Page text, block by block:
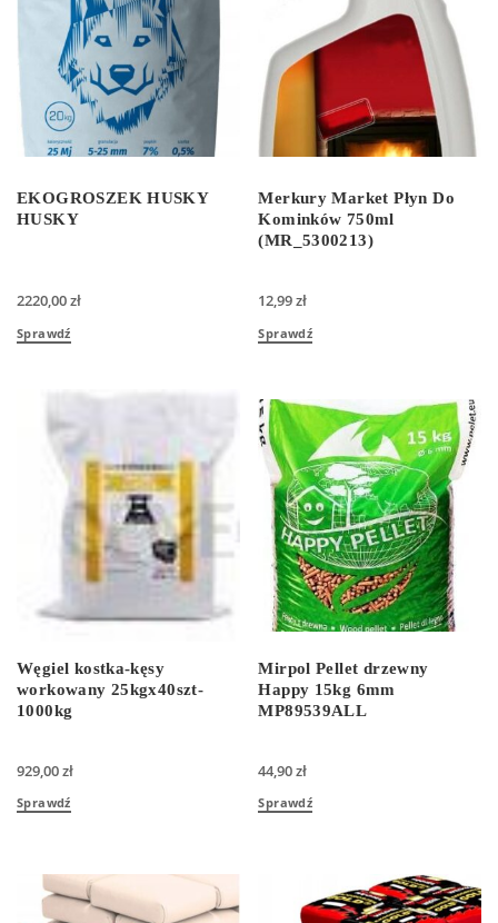
EKOGROSZEK HUSKY
HUSKY
2220,00zł
Sprawdź
Merkury Market Płyn Do
Kominków 750ml
(MR_5300213)
12,99zł
Sprawdź
Węgiel kostka-kęsy
workowany 25kgx40szt-
1000kg
929,00zł
Sprawdź
Mirpol Pellet drzewny
Happy 15kg 6mm
MP89539ALL
44,90zł
Sprawdź